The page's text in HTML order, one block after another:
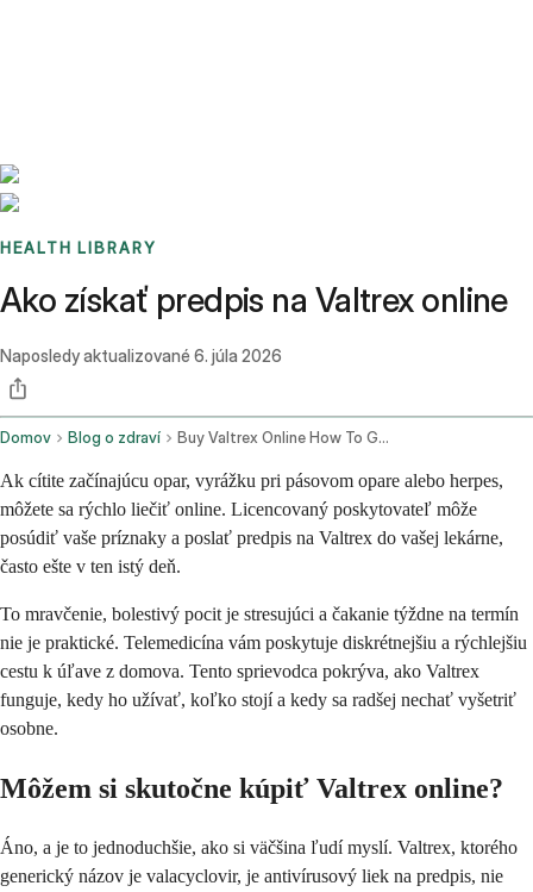
HEALTH LIBRARY
Ako získať predpis na Valtrex online
Naposledy aktualizované 6. júla 2026
Domov Blog o zdraví Buy Valtrex Online How To Get A Valacyclovir Prescription Fast In 2026
Ak cítite začínajúcu opar, vyrážku pri pásovom opare alebo herpes,
môžete sa rýchlo liečiť online. Licencovaný poskytovateľ môže
posúdiť vaše príznaky a poslať predpis na Valtrex do vašej lekárne,
často ešte v ten istý deň.
To mravčenie, bolestivý pocit je stresujúci a čakanie týždne na termín
nie je praktické. Telemedicína vám poskytuje diskrétnejšiu a rýchlejšiu
cestu k úľave z domova. Tento sprievodca pokrýva, ako Valtrex
funguje, kedy ho užívať, koľko stojí a kedy sa radšej nechať vyšetriť
osobne.
Môžem si skutočne kúpiť Valtrex online?
Áno, a je to jednoduchšie, ako si väčšina ľudí myslí. Valtrex, ktorého
generický názov je valacyclovir, je antivírusový liek na predpis, nie